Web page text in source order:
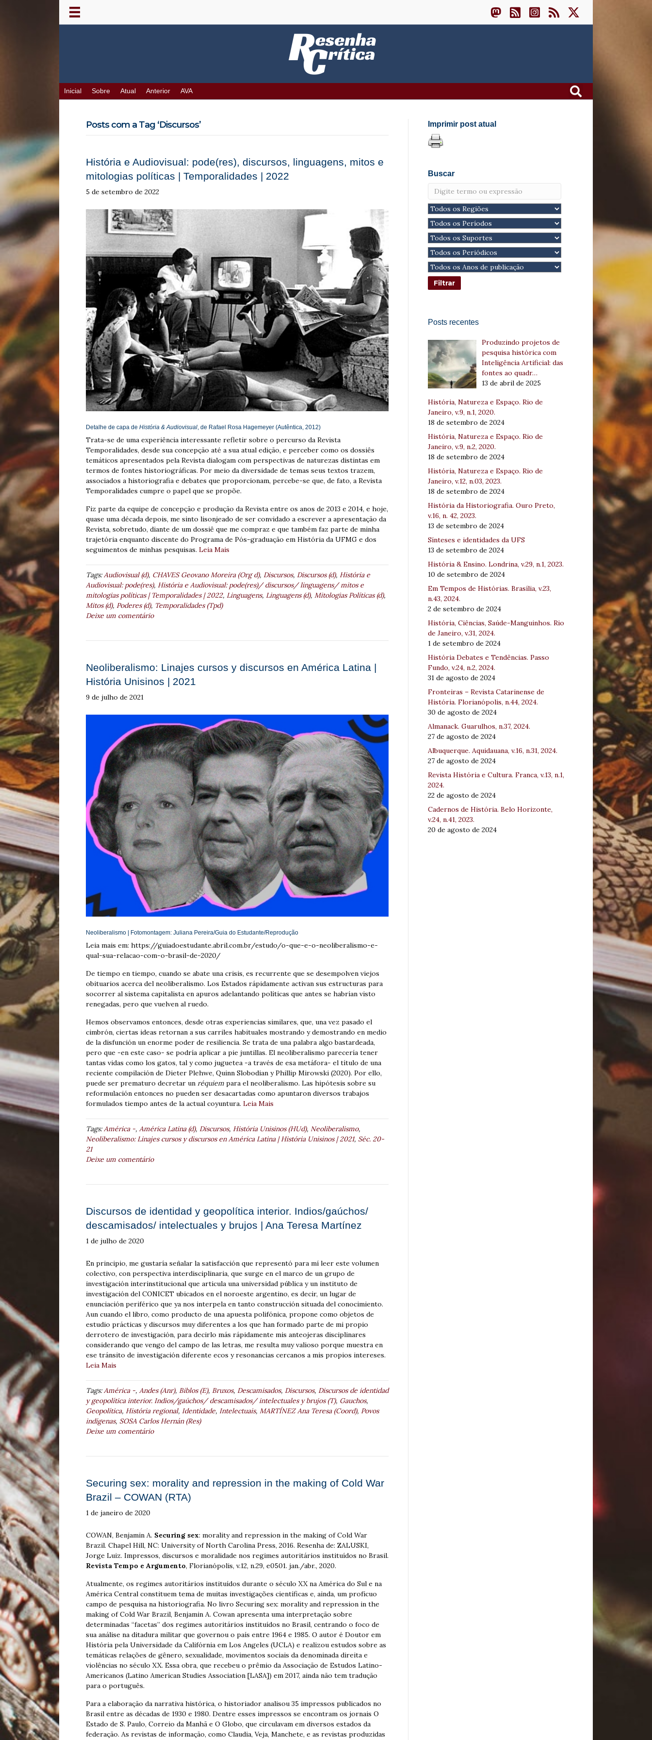
Inicial Sobre Atual Anterior AVA
Posts com a Tag ‘Discursos’
História e Audiovisual: pode(res), discursos, linguagens, mitos e
mitologias políticas | Temporalidades | 2022
5 de setembro de 2022
Detalhe de capa de História & Audiovisual, de Rafael Rosa Hagemeyer (Autêntica, 2012)
Trata-se de uma experiência interessante refletir sobre o percurso da Revista
Temporalidades, desde sua concepção até a sua atual edição, e perceber como os dossiês
temáticos apresentados pela Revista dialogam com perspectivas de naturezas distintas em
termos de fontes historiográficas. Por meio da diversidade de temas seus textos trazem,
associados a historiografia e debates que proporcionam, percebe-se que, de fato, a Revista
Temporalidades cumpre o papel que se propõe.
Fiz parte da equipe de concepção e produção da Revista entre os anos de 2013 e 2014, e hoje,
quase uma década depois, me sinto lisonjeado de ser convidado a escrever a apresentação da
Revista, sobretudo, diante de um dossiê que me compraz e que também faz parte de minha
trajetória enquanto discente do Programa de Pós-graduação em História da UFMG e dos
seguimentos de minhas pesquisas. Leia Mais
Tags:Audiovisual (d), CHAVES Geovano Moreira (Org d), Discursos, Discursos (d), História e
Audiovisual: pode(res), História e Audiovisual: pode(res)/ discursos/ linguagens/ mitos e
mitologias políticas | Temporalidades | 2022, Linguagens, Linguagens (d), Mitologias Políticas (d),
Mitos (d), Poderes (d), Temporalidades (Tpd)
Deixe um comentário
Neoliberalismo: Linajes cursos y discursos en América Latina |
História Unisinos | 2021
9 de julho de 2021
Neoliberalismo | Fotomontagem: Juliana Pereira/Guia do Estudante/Reprodução
Leia mais em: https://guiadoestudante.abril.com.br/estudo/o-que-e-o-neoliberalismo-e-
qual-sua-relacao-com-o-brasil-de-2020/
De tiempo en tiempo, cuando se abate una crisis, es recurrente que se desempolven viejos
obituarios acerca del neoliberalismo. Los Estados rápidamente activan sus estructuras para
socorrer al sistema capitalista en apuros adelantando políticas que antes se habrían visto
renegadas, pero que vuelven al ruedo.
Hemos observamos entonces, desde otras experiencias similares, que, una vez pasado el
cimbrón, ciertas ideas retornan a sus carriles habituales mostrando y demostrando en medio
de la disfunción un enorme poder de resiliencia. Se trata de una palabra algo bastardeada,
pero que -en este caso- se podría aplicar a pie juntillas. El neoliberalismo parecería tener
tantas vidas como los gatos, tal y como juguetea -a través de esa metáfora- el título de una
reciente compilación de Dieter Plehwe, Quinn Slobodian y Phillip Mirowski (2020). Por ello,
puede ser prematuro decretar un réquiem para el neoliberalismo. Las hipótesis sobre su
reformulación entonces no pueden ser desacartadas como apuntaron diversos trabajos
formulados tiempo antes de la actual coyuntura. Leia Mais
Tags:América -, América Latina (d), Discursos, História Unisinos (HUd), Neoliberalismo,
Neoliberalismo: Linajes cursos y discursos en América Latina | História Unisinos | 2021, Séc. 20-
21
Deixe um comentário
Discursos de identidad y geopolítica interior. Indios/gaúchos/
descamisados/ intelectuales y brujos | Ana Teresa Martínez
1 de julho de 2020
En principio, me gustaría señalar la satisfacción que representó para mí leer este volumen
colectivo, con perspectiva interdisciplinaria, que surge en el marco de un grupo de
investigación interinstitucional que articula una universidad pública y un instituto de
investigación del CONICET ubicados en el noroeste argentino, es decir, un lugar de
enunciación periférico que ya nos interpela en tanto construcción situada del conocimiento.
Aun cuando el libro, como producto de una apuesta polifónica, propone como objetos de
estudio prácticas y discursos muy diferentes a los que han formado parte de mi propio
derrotero de investigación, para decirlo más rápidamente mis anteojeras disciplinares
considerando que vengo del campo de las letras, me resulta muy valioso porque muestra en
ese tránsito de investigación diferente ecos y resonancias cercanos a mis propios intereses.
Leia Mais
Tags:América -, Andes (Anr), Biblos (E), Bruxos, Descamisados, Discursos, Discursos de identidad
y geopolítica interior. Indios/gaúchos/ descamisados/ intelectuales y brujos (T), Gauchos,
Geopolítica, História regional, Identidade, Intelectuais, MARTÍNEZ Ana Teresa (Coord), Povos
indígenas, SOSA Carlos Hernán (Res)
Deixe um comentário
Securing sex: morality and repression in the making of Cold War
Brazil – COWAN (RTA)
1 de janeiro de 2020
COWAN, Benjamin A. Securing sex: morality and repression in the making of Cold War
Brazil. Chapel Hill, NC: University of North Carolina Press, 2016. Resenha de: ZALUSKI,
Jorge Luiz. Impressos, discursos e moralidade nos regimes autoritários instituídos no Brasil.
Revista Tempo e Argumento, Florianópolis, v.12, n.29, e0501. jan./abr., 2020.
Atualmente, os regimes autoritários instituídos durante o século XX na América do Sul e na
América Central constituem tema de muitas investigações científicas e, ainda, um profícuo
campo de pesquisa na historiografia. No livro Securing sex: morality and repression in the
making of Cold War Brazil, Benjamin A. Cowan apresenta uma interpretação sobre
determinadas “facetas” dos regimes autoritários instituídos no Brasil, centrando o foco de
sua análise na ditadura militar que governou o país entre 1964 e 1985. O autor é Doutor em
História pela Universidade da Califórnia em Los Angeles (UCLA) e realizou estudos sobre as
temáticas relações de gênero, sexualidade, movimentos sociais da denominada direita e
violências no século XX. Essa obra, que recebeu o prêmio da Associação de Estudos Latino-
Americanos (Latino American Studies Association [LASA]) em 2017, ainda não tem tradução
para o português.
Para a elaboração da narrativa histórica, o historiador analisou 35 impressos publicados no
Brasil entre as décadas de 1930 e 1980. Dentre esses impressos se encontram os jornais O
Estado de S. Paulo, Correio da Manhã e O Globo, que circulavam em diversos estados da
federação. As revistas de informação, como Claudia, Veja, Manchete, e as revistas produzidas
Imprimir post atual
Buscar
Posts recentes
Produzindo projetos de
pesquisa histórica com
Inteligência Artificial: das
fontes ao quadr…
13 de abril de 2025
História, Natureza e Espaço. Rio de
Janeiro, v.9, n.1, 2020.
18 de setembro de 2024
História, Natureza e Espaço. Rio de
Janeiro, v.9, n.2, 2020.
18 de setembro de 2024
História, Natureza e Espaço. Rio de
Janeiro, v.12, n.03, 2023.
18 de setembro de 2024
História da Historiografia. Ouro Preto,
v.16, n. 42, 2023.
13 de setembro de 2024
Sínteses e identidades da UFS
13 de setembro de 2024
História & Ensino. Londrina, v.29, n.1, 2023.
10 de setembro de 2024
Em Tempos de Histórias. Brasília, v.23,
n.43, 2024.
2 de setembro de 2024
História, Ciências, Saúde-Manguinhos. Rio
de Janeiro, v.31, 2024.
1 de setembro de 2024
História Debates e Tendências. Passo
Fundo, v.24, n.2, 2024.
31 de agosto de 2024
Fronteiras – Revista Catarinense de
História. Florianópolis, n.44, 2024.
30 de agosto de 2024
Almanack. Guarulhos, n.37, 2024.
27 de agosto de 2024
Albuquerque. Aquidauana, v.16, n.31, 2024.
27 de agosto de 2024
Revista História e Cultura. Franca, v.13, n.1,
2024.
22 de agosto de 2024
Cadernos de História. Belo Horizonte,
v.24, n.41, 2023.
20 de agosto de 2024